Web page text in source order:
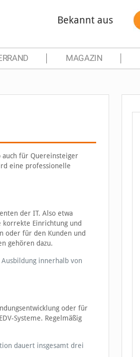
Bekannt aus
MAGAZIN
auch für Quereinsteiger
eine professionelle
der IT. Also etwa
korrekte Einrichtung und
oder für den Kunden und
gehören dazu.
innerhalb von
oder für
Systeme. Regelmäßig
dauert insgesamt drei